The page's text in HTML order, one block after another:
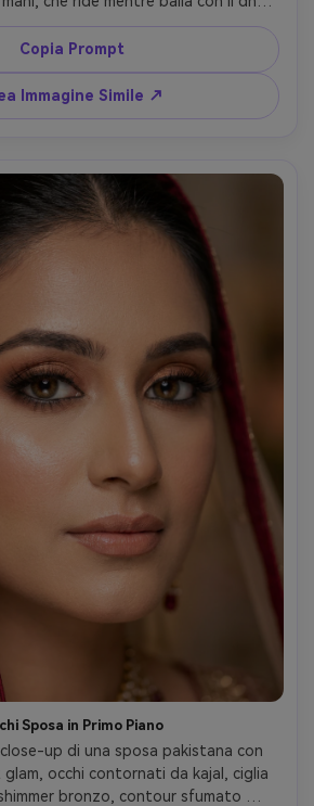
di scena vibranti, accenti di
con Sony A7S III, 35mm f/1.8, flash
calde, energia spontanea,
alta ma pelle naturale --ar 4:5
Copia Prompt
Immagine Simile ↗
Sposa in Primo Piano
up di una sposa pakistana con
occhi contornati da kajal, ciglia
bronzo, contour sfumato